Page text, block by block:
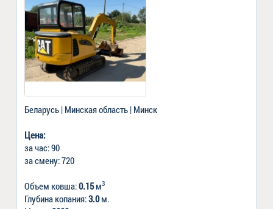
Беларусь | Минская область | Минск
Цена:
за час: 90
за смену: 720
Объем ковша:0.15м3
Глубина копания:3.0м.